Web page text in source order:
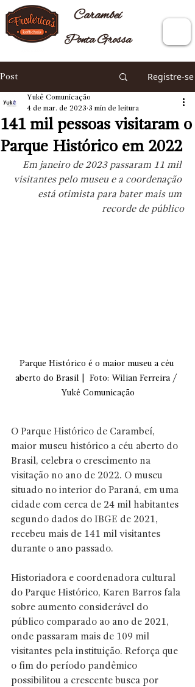
Carambeí
Ponta Grossa
Post Registre-se
141 mil pessoas visitaram o
Parque Histórico em 2022
Yukê Comunicação
4 de mar. de 2023 3 min de leitura
Em janeiro de 2023 passaram 11 mil
visitantes pelo museu e a coordenação
está otimista para bater mais um
recorde de público
Parque Histórico é o maior museu a céu
aberto do Brasil |  Foto: Wilian Ferreira /
Yukê Comunicação
O Parque Histórico de Carambeí,
maior museu histórico a céu aberto do
Brasil, celebra o crescimento na
visitação no ano de 2022. O museu
situado no interior do Paraná, em uma
cidade com cerca de 24 mil habitantes
segundo dados do IBGE de 2021,
recebeu mais de 141 mil visitantes
durante o ano passado.
Historiadora e coordenadora cultural
do Parque Histórico, Karen Barros fala
sobre aumento considerável do
público comparado ao ano de 2021,
onde passaram mais de 109 mil
visitantes pela instituição. Reforça que
o fim do período pandêmico
possibilitou a crescente busca por